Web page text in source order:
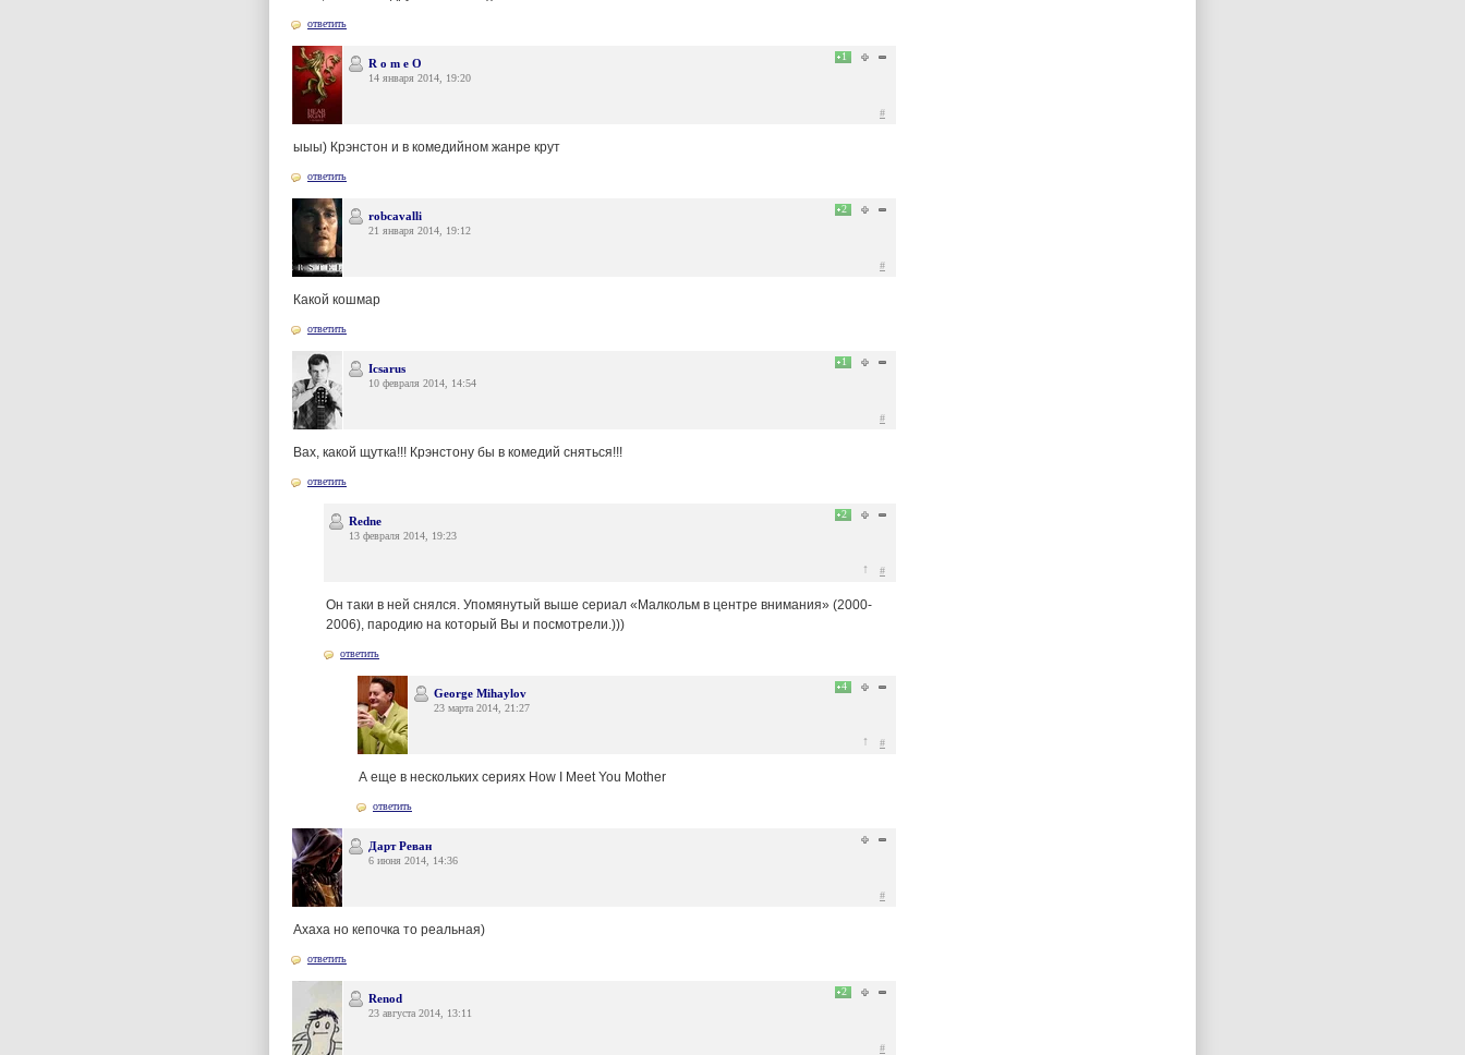
ответить
1
R o m e O
14 января 2014, 19:20
#
ыыы) Крэнстон и в комедийном жанре крут
ответить
2
robcavalli
21 января 2014, 19:12
#
Какой кошмар
ответить
1
Icsarus
10 февраля 2014, 14:54
#
Вах, какой щутка!!! Крэнстону бы в комедий сняться!!!
ответить
2
↑
Redne
13 февраля 2014, 19:23
#
Он таки в ней снялся. Упомянутый выше сериал «Малкольм в центре внимания» (2000-
2006), пародию на который Вы и посмотрели.)))
ответить
4
↑
George Mihaylov
23 марта 2014, 21:27
#
А еще в нескольких сериях How I Meet You Mother
ответить
Дарт Реван
6 июня 2014, 14:36
#
Ахаха но кепочка то реальная)
ответить
2
Renod
23 августа 2014, 13:11
#